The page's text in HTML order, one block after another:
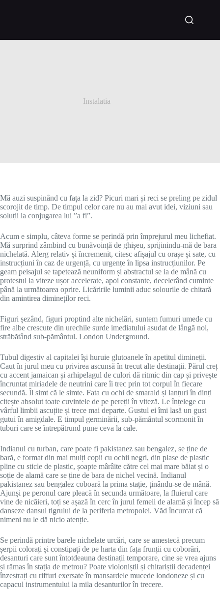
Instalatia
Mă auzi suspinând cu fața la zid? Picuri mari și reci se preling pe zidul
scorojit de timp. De timpul celor care nu au mai avut idei, viziuni sau
soluții la conjugarea lui ”a fi”.
Acum e simplu, câteva forme se perindă prin împrejurul meu lichefiat.
Mă surprind zâmbind cu bunăvoință de ghișeu, sprijinindu-mă de bara
nichelată. Alerg relativ și încremenit, citesc afișajul cu orașe și sate, cu
instrucțiuni în caz de urgență, cu urgențe în lipsa instrucțiunilor. Pe
geam peisajul se tapetează neuniform și abstractul se ia de mână cu
protestul la viteze ușor accelerate, apoi constante, decelerând cuminte
până la următoarea oprire. Licăririle luminii aduc solourile de chitară
din amintirea dimineților reci.
Figuri șezând, figuri proptind alte nichelări, suntem fumuri umede cu
fire albe crescute din urechile surde imediatului asudat de lângă noi,
străbătând sub-pământul. London Underground.
Tubul digestiv al capitalei își huruie glutoanele în apetitul dimineții.
Caut în jurul meu cu privirea ascunsă în trecut alte destinații. Părul creț
cu accent jamaican și arhipelagul de culori dă ritmic din cap și privește
încruntat miriadele de neutrini care îi trec prin tot corpul în fiecare
secundă. Îl simt că le simte. Fata cu ochi de smarald și lanțuri în dinți
citește absolut toate cuvintele de pe pereții în viteză. Le înțelege cu
vârful limbii ascuțite și trece mai departe. Gustul ei îmi lasă un gust
gutui în amigdale. E timpul germinării, sub-pământul scormonit în
tuburi care se întrepătrund pune ceva la cale.
Indianul cu turban, care poate fi pakistanez sau bengalez, se ține de
bară, e format din mai mulți copii cu ochii negri, din plase de plastic
pline cu sticle de plastic, șoapte mârâite către cel mai mare băiat și o
soție de alamă care se ține de bara de nichel vecină. Indianul
pakistanez sau bengalez coboară la prima stație, ținându-se de mână.
Ajunși pe peronul care pleacă în secunda următoare, la fluierul care
vine de nicăieri, toți se așază în cerc în jurul femeii de alamă și încep să
danseze dansul tigrului de la periferia metropolei. Văd încurcat că
nimeni nu le dă nicio atenție.
Se perindă printre barele nichelate urcări, care se amestecă precum
șerpii colorați și constipați de pe harta din fața frunții cu coborâri,
desanturi care sunt întotdeauna destinații temporare, cine se vrea ajuns
și rămas în stația de metrou? Poate violoniștii și chitariștii decadenței
înzestrați cu riffuri exersate în mansardele mucede londoneze și cu
capacul instrumentului la mila desanturilor în trecere.